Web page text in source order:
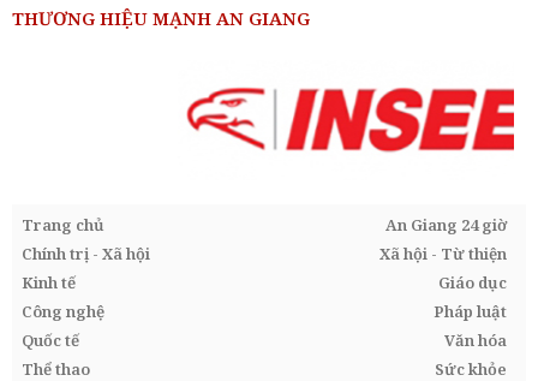
THƯƠNG HIỆU MẠNH AN GIANG
Trang chủ
An Giang 24 giờ
Chính trị - Xã hội
Xã hội - Từ thiện
Kinh tế
Giáo dục
Công nghệ
Pháp luật
Quốc tế
Văn hóa
Thể thao
Sức khỏe